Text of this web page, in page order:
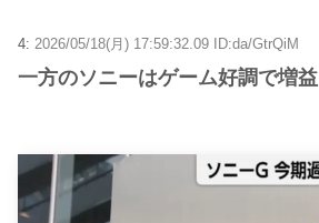
4: 2026/05/18(月) 17:59:32.09 ID:da/GtrQiM
一方のソニーはゲーム好調で増益